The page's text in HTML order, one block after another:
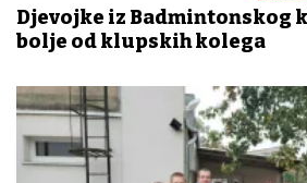
Djevojke iz Badmintonskog
bolje od klupskih kolega